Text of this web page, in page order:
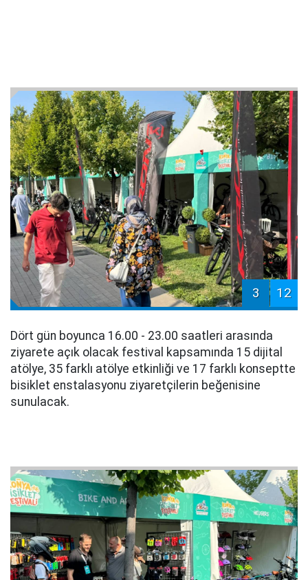
3 12
Dört gün boyunca 16.00 - 23.00 saatleri arasında
ziyarete açık olacak festival kapsamında 15 dijital
atölye, 35 farklı atölye etkinliği ve 17 farklı konseptte
bisiklet enstalasyonu ziyaretçilerin beğenisine
sunulacak.